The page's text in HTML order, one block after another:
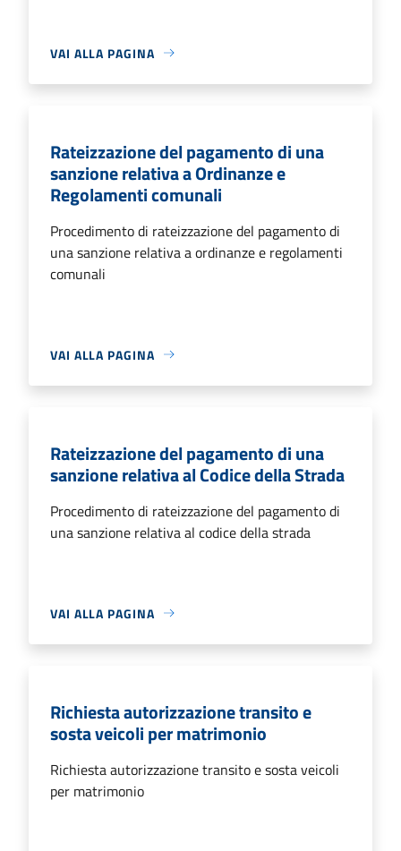
VAI ALLA PAGINA
Rateizzazione del pagamento di una
sanzione relativa a Ordinanze e
Regolamenti comunali
Procedimento di rateizzazione del pagamento di
una sanzione relativa a ordinanze e regolamenti
comunali
VAI ALLA PAGINA
Rateizzazione del pagamento di una
sanzione relativa al Codice della Strada
Procedimento di rateizzazione del pagamento di
una sanzione relativa al codice della strada
VAI ALLA PAGINA
Richiesta autorizzazione transito e
sosta veicoli per matrimonio
Richiesta autorizzazione transito e sosta veicoli
per matrimonio